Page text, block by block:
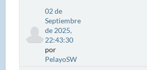
02 de
Septiembre
de 2025,
22:43:30
por
PelayoSW